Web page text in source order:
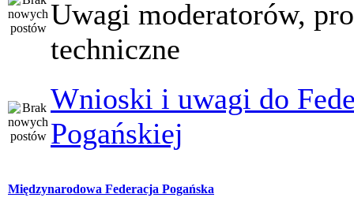
Uwagi moderatorów,
techniczne
Wnioski i uwagi do
Pogańskiej
Międzynarodowa Federacja Pogańska